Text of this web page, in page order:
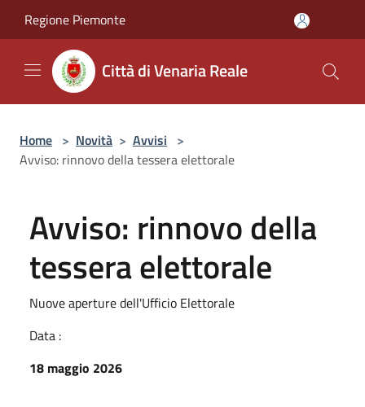
Regione Piemonte
Città di Venaria Reale
Home > Novità > Avvisi >
Avviso: rinnovo della tessera elettorale
Avviso: rinnovo della
tessera elettorale
Nuove aperture dell'Ufficio Elettorale
Data :
18 maggio 2026